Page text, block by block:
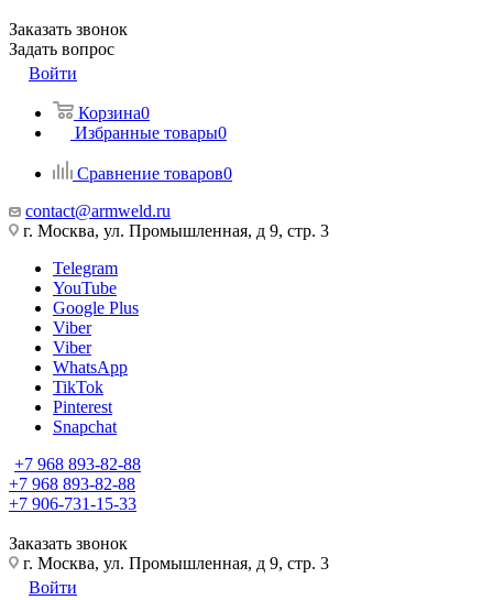
Заказать звонок
Задать вопрос
Войти
Корзина0
Избранные товары0
Сравнение товаров0
contact@armweld.ru
г. Москва, ул. Промышленная, д 9, стр. 3
Telegram
YouTube
Google Plus
Viber
Viber
WhatsApp
TikTok
Pinterest
Snapchat
+7 968 893-82-88
+7 968 893-82-88
+7 906-731-15-33
Заказать звонок
г. Москва, ул. Промышленная, д 9, стр. 3
Войти